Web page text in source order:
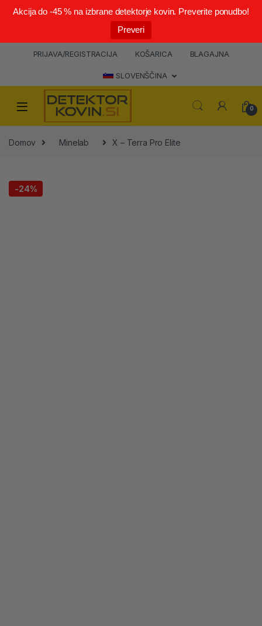
Akcija do -45 % na izbrane detektorje kovin. Preverite ponudbo!
Preveri
PRIJAVA/REGISTRACIJA KOŠARICA BLAGAJNA
SLOVENŠČINA
0
Domov Minelab X – Terra Pro Elite
-24%